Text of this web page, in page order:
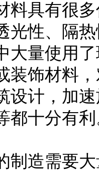
具有很多
光性、隔
大量使用
装饰材料
设计，加
都十分有
造需要大